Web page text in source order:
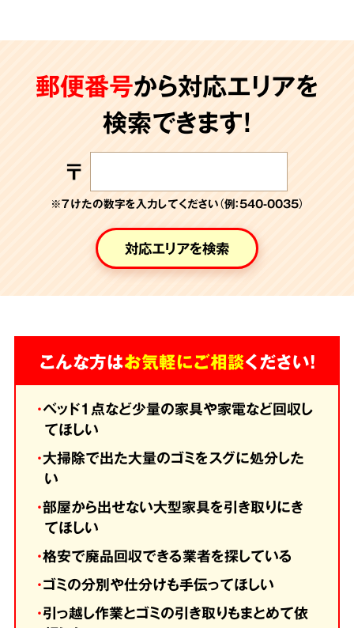
郵便番号から対応エリアを
検索できます!
〒
※７けたの数字を入力してください（例：540-0035）
対応エリアを検索
こんな方はお気軽にご相談ください！
・ベッド1点など少量の家具や家電など回収し
てほしい
・大掃除で出た大量のゴミをスグに処分した
い
・部屋から出せない大型家具を引き取りにき
てほしい
・格安で廃品回収できる業者を探している
・ゴミの分別や仕分けも手伝ってほしい
・引っ越し作業とゴミの引き取りもまとめて依